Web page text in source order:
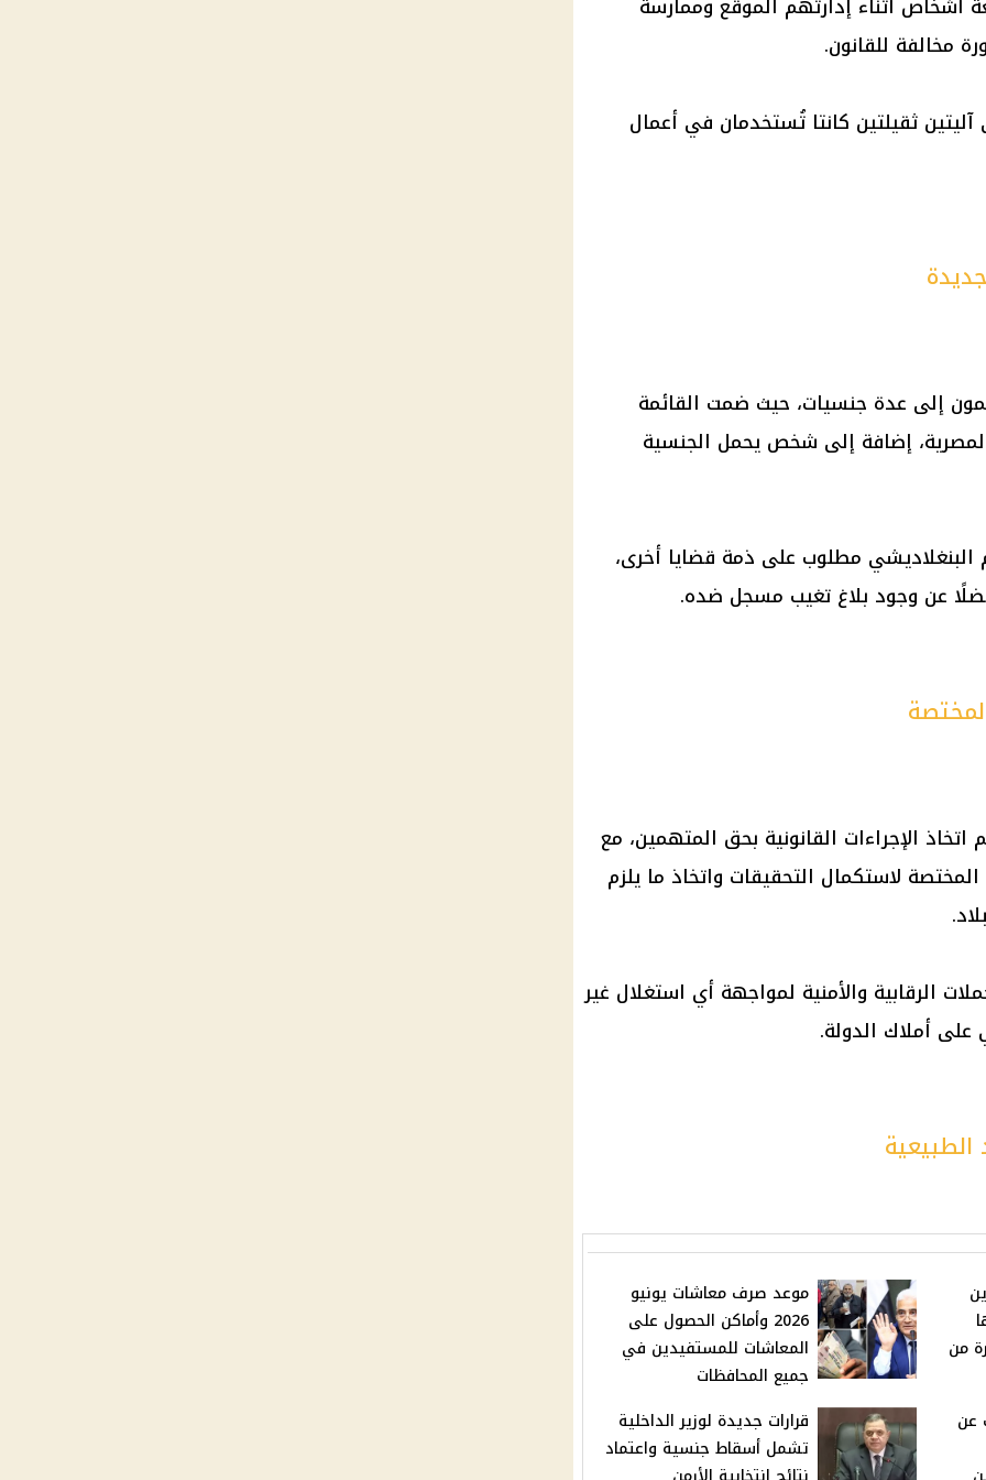
أشخاص أثناء إدارتهم الموقع وممارسة
مخالفة للقانون.
ثقيلتين كانتا تُستخدمان في أعمال
إلى عدة جنسيات، حيث ضمت القائمة
إضافة إلى شخص يحمل الجنسية
مطلوب على ذمة قضايا أخرى،
عن وجود بلاغ تغيب مسجل ضده.
اتخاذ الإجراءات القانونية بحق المتهمين، مع
لاستكمال التحقيقات واتخاذ ما يلزم
الرقابية والأمنية لمواجهة أي استغلال غير
على أملاك الدولة.
من
موعد صرف معاشات يونيو
2026 وأماكن الحصول على
المعاشات للمستفيدين في
جميع المحافظات
عن
قرارات جديدة لوزير الداخلية
تشمل أسقاط جنسية واعتماد